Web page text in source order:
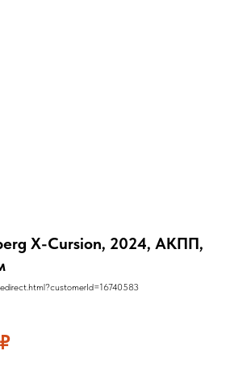
X-Cursion, 2024, АКПП,
₽